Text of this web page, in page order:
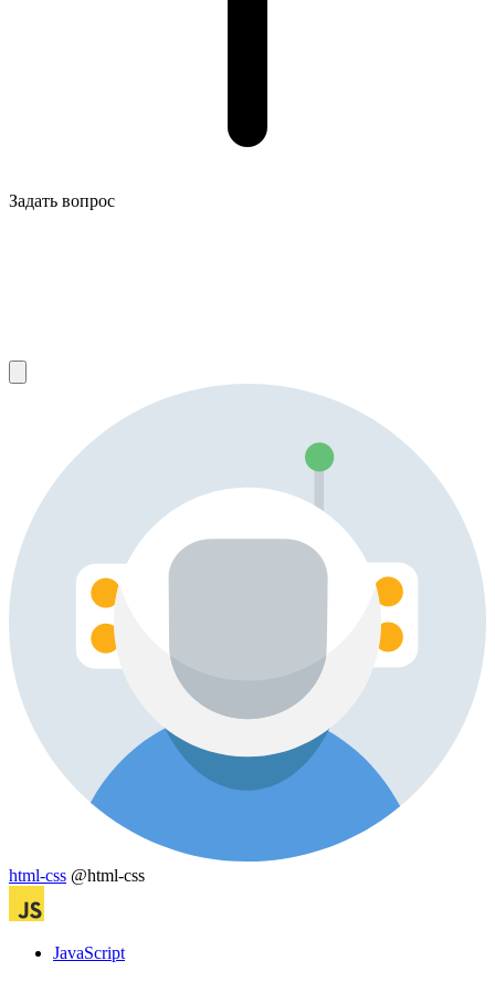
Задать вопрос
html-css @html-css
JavaScript